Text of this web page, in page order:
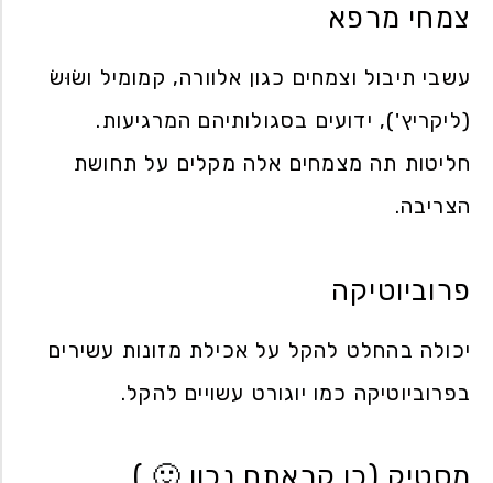
צמחי מרפא
עשבי תיבול וצמחים כגון אלוורה, קמומיל ושׂוּשׂ
(ליקריץ'), ידועים בסגולותיהם המרגיעות.
חליטות תה מצמחים אלה מקלים על תחושת
הצריבה.
פרוביוטיקה
יכולה בהחלט להקל על אכילת מזונות עשירים
בפרוביוטיקה כמו יוגורט עשויים להקל.
מסטיק (כן קראתם נכון 🙂 )